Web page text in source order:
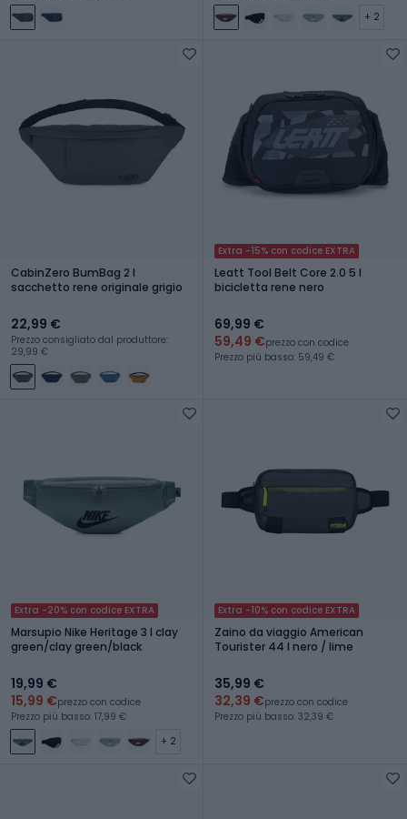
+ 2
CabinZero BumBag 2 l
sacchetto rene originale grigio
22,99 €
Prezzo consigliato dal produttore:
29,99 €
Extra -15% con codice EXTRA
Leatt Tool Belt Core 2.0 5 l
bicicletta rene nero
69,99 €
59,49 €prezzo con codice
Prezzo più basso: 59,49 €
Extra -20% con codice EXTRA
Marsupio Nike Heritage 3 l clay
green/clay green/black
19,99 €
15,99 €prezzo con codice
Prezzo più basso: 17,99 €
+ 2
Extra -10% con codice EXTRA
Zaino da viaggio American
Tourister 44 l nero / lime
35,99 €
32,39 €prezzo con codice
Prezzo più basso: 32,39 €